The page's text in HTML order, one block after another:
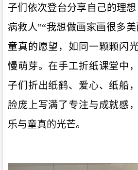
子们依次登台分享自己的理
病救人”“我想做画家画很多
童真的愿望，如同一颗颗闪
慢萌芽。在手工折纸课堂中
子们折出纸鹤、爱心、纸船
脸庞上写满了专注与成就感
乐与童真的光芒。